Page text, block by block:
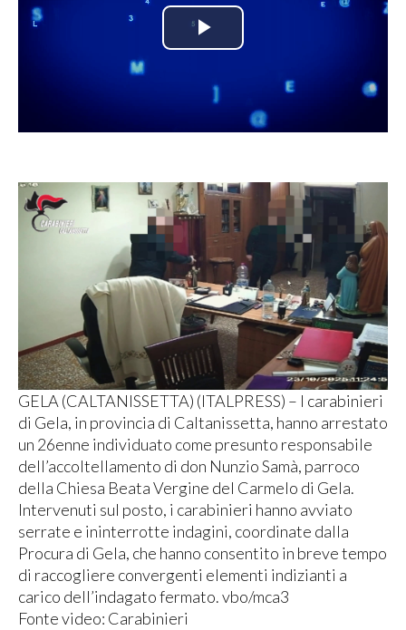
Play
Video
GELA (CALTANISSETTA) (ITALPRESS) – I carabinieri
di Gela, in provincia di Caltanissetta, hanno arrestato
un 26enne individuato come presunto responsabile
dell’accoltellamento di don Nunzio Samà, parroco
della Chiesa Beata Vergine del Carmelo di Gela.
Intervenuti sul posto, i carabinieri hanno avviato
serrate e ininterrotte indagini, coordinate dalla
Procura di Gela, che hanno consentito in breve tempo
di raccogliere convergenti elementi indizianti a
carico dell’indagato fermato. vbo/mca3
Fonte video: Carabinieri